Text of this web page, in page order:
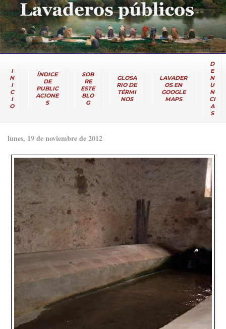
I
N
I
C
I
O
ÍNDICE
DE
PUBLIC
ACIONE
S
SOB
RE
ESTE
BLO
G
GLOSA
RIO DE
TÉRMI
NOS
LAVADER
OS EN
GOOGLE
MAPS
D
E
N
U
N
CI
A
S
lunes, 19 de noviembre de 2012